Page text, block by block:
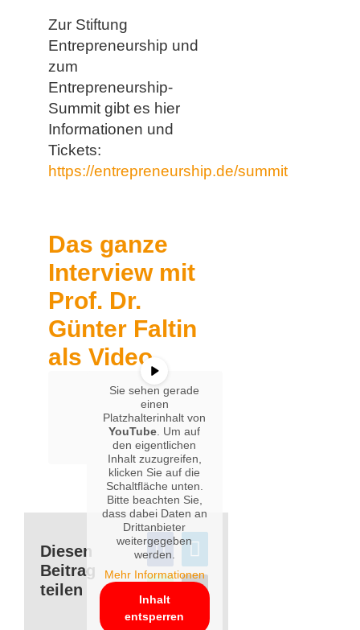
Zur Stiftung
Entrepreneurship und
zum
Entrepreneurship-
Summit gibt es hier
Informationen und
Tickets:
https://entrepreneurship.de/summit
Das ganze
Interview mit
Prof. Dr.
Günter Faltin
als Video.
Sie sehen gerade
einen
Platzhalterinhalt von
YouTube . Um auf
den eigentlichen
Inhalt zuzugreifen,
klicken Sie auf die
Schaltfläche unten.
Bitte beachten Sie,
dass dabei Daten an
Drittanbieter
weitergegeben
werden.
Mehr Informationen
Inhalt
entsperren
Diesen
Beitrag
teilen